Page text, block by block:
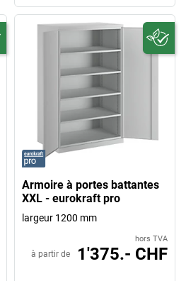
Armoire à portes battantes
XXL - eurokraft pro
largeur 1200 mm
hors TVA
à partir de 1'375.- CHF